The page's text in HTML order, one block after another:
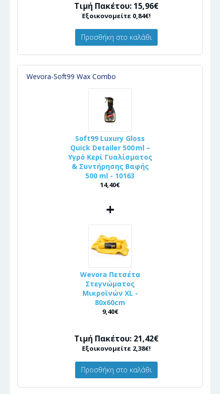
Τιμή Πακέτου: 15,96€
Εξοικονομείτε 0,84€!
Προσθήκη στο καλάθι
Wevora-Soft99 Wax Combo
Soft99 Luxury Gloss
Quick Detailer 500 ml –
Υγρό Κερί Γυαλίσματος
& Συντήρησης Βαφής
500 ml - 10163
14,40€
+
Wevora Πετσέτα
Στεγνώματος
Μικροϊνών XL -
80x60cm
9,40€
Τιμή Πακέτου: 21,42€
Εξοικονομείτε 2,38€!
Προσθήκη στο καλάθι